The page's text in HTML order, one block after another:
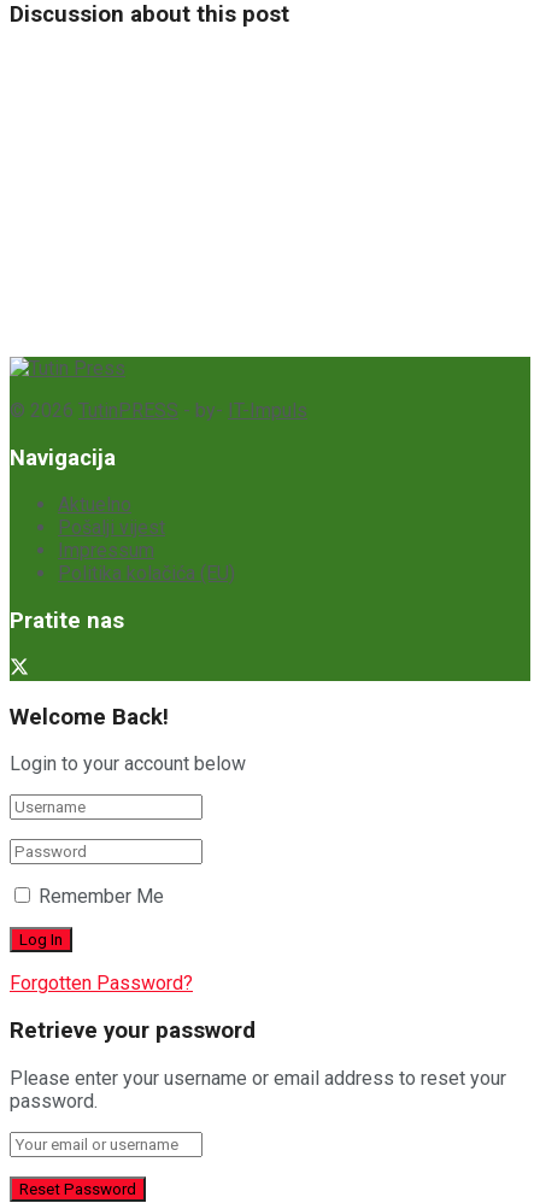
Discussion about this post
© 2026 TutinPRESS - by- IT-Impuls
Navigacija
Aktuelno
Pošalji vijest
Impressum
Politika kolačića (EU)
Pratite nas
Welcome Back!
Login to your account below
Remember Me
Forgotten Password?
Retrieve your password
Please enter your username or email address to reset your
password.